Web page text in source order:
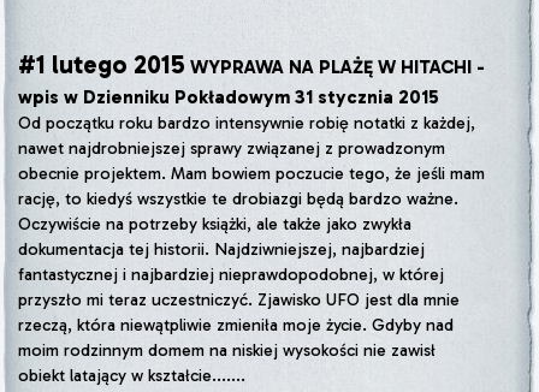
#1 lutego 2015 WYPRAWA NA PLAŻĘ W HITACHI -
wpis w Dzienniku Pokładowym 31 stycznia 2015
Od początku roku bardzo intensywnie robię notatki z każdej,
nawet najdrobniejszej sprawy związanej z prowadzonym
obecnie projektem. Mam bowiem poczucie tego, że jeśli mam
rację, to kiedyś wszystkie te drobiazgi będą bardzo ważne.
Oczywiście na potrzeby książki, ale także jako zwykła
dokumentacja tej historii. Najdziwniejszej, najbardziej
fantastycznej i najbardziej nieprawdopodobnej, w której
przyszło mi teraz uczestniczyć. Zjawisko UFO jest dla mnie
rzeczą, która niewątpliwie zmieniła moje życie. Gdyby nad
moim rodzinnym domem na niskiej wysokości nie zawisł
obiekt latający w kształcie.......